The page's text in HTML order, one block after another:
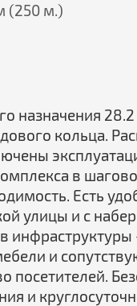
(250 м.)
назначения
кольца.
в
Есть
улицы и с
и
посетителей.
и